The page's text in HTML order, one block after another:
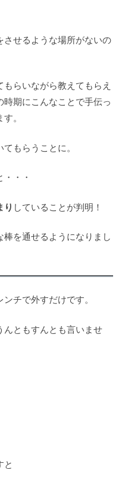
させるような場所がないの
らいながら教えてもらえ
期にこんなことで手伝っ
。
もらうことに。
・・
り していることが判明！
を通せるようになりまし
チで外すだけです。
んともすんとも言いませ
と